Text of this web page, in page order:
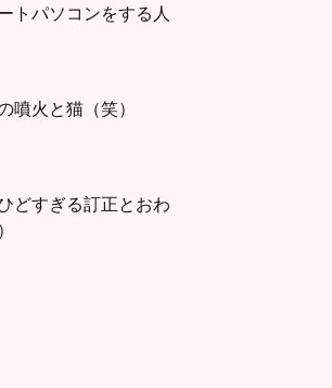
トパソコンをする人
噴火と猫（笑）
どすぎる訂正とおわ